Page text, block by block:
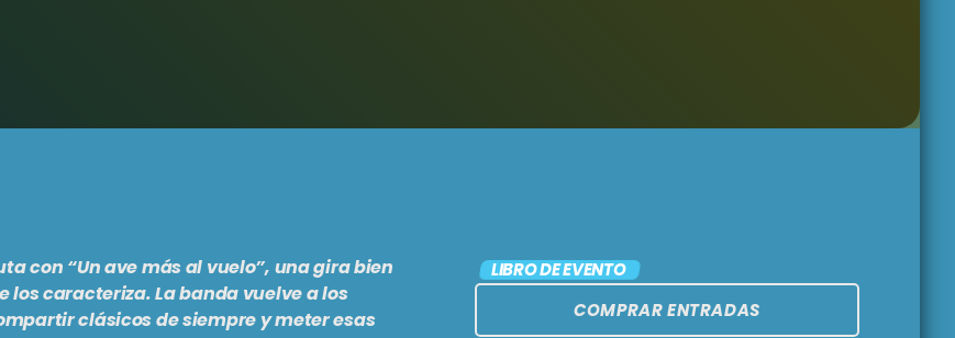
ROCK NACIONAL
con “Un ave más al vuelo”, una gira bien
caracteriza. La banda vuelve a los
clásicos de siempre y meter esas
LIBRO DE EVENTO
COMPRAR ENTRADAS